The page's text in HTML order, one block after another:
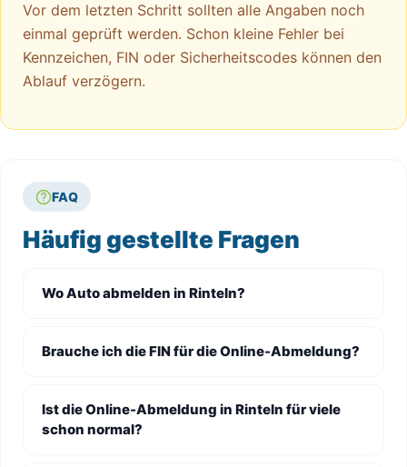
Vor dem letzten Schritt sollten alle Angaben noch
einmal geprüft werden. Schon kleine Fehler bei
Kennzeichen, FIN oder Sicherheitscodes können den
Ablauf verzögern.
FAQ
Häufig gestellte Fragen
Wo Auto abmelden in Rinteln?
Brauche ich die FIN für die Online-Abmeldung?
Ist die Online-Abmeldung in Rinteln für viele
schon normal?